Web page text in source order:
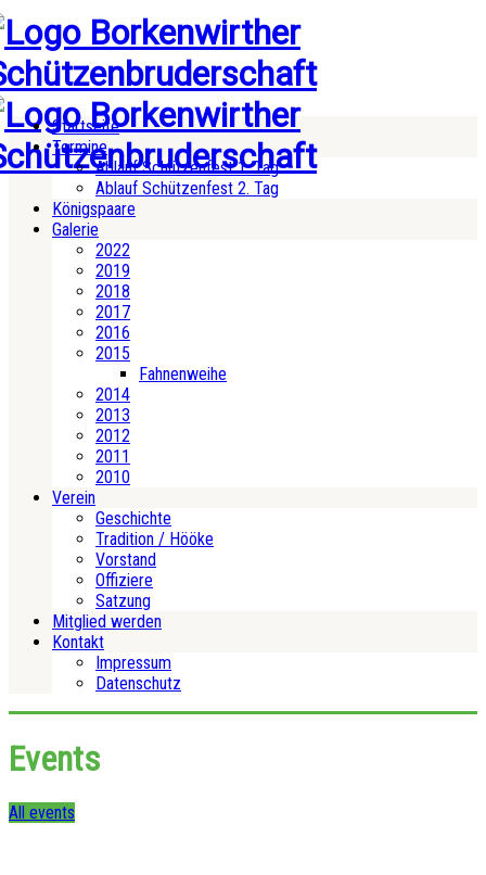
Startseite
Termine
Ablauf Schützenfest 1. Tag
Ablauf Schützenfest 2. Tag
Königspaare
Galerie
2022
2019
2018
2017
2016
2015
Fahnenweihe
2014
2013
2012
2011
2010
Verein
Geschichte
Tradition / Hööke
Vorstand
Offiziere
Satzung
Mitglied werden
Kontakt
Impressum
Datenschutz
Events
All events